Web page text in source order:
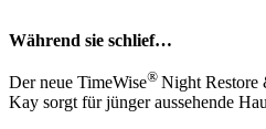
Während sie schlief…
Der neue TimeWise® Night Restore
Kay sorgt für jünger aussehende